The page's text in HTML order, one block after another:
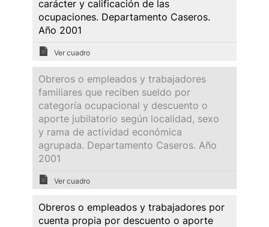
carácter y calificación de las
ocupaciones. Departamento Caseros.
Año 2001
Ver cuadro
Obreros o empleados y trabajadores
familiares que reciben sueldo por
categoría ocupacional y descuento o
aporte jubilatorio según localidad, sexo
y rama de actividad económica
agrupada. Departamento Caseros. Año
2001
Ver cuadro
Obreros o empleados y trabajadores por
cuenta propia por descuento o aporte